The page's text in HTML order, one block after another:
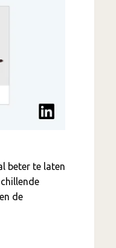
beter te laten
de